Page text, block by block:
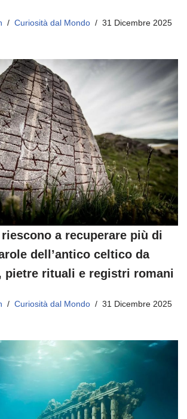
Curiosità dal Mondo 31 Dicembre 2025
a recuperare più di
dell’antico celtico da
pietre rituali e registri romani
Curiosità dal Mondo 31 Dicembre 2025